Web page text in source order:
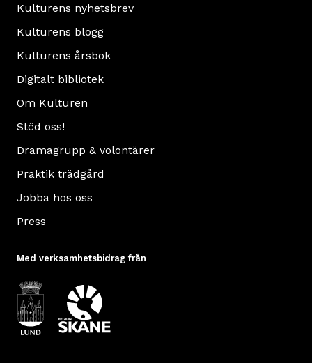
Kulturens nyhetsbrev
Kulturens blogg
Kulturens årsbok
Digitalt bibliotek
Om Kulturen
Stöd oss!
Dramagrupp & volontärer
Praktik trädgård
Jobba hos oss
Press
Med verksamhetsbidrag från